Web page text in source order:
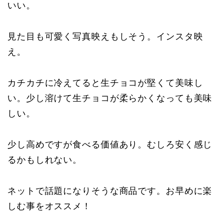
いい。
見た目も可愛く写真映えもしそう。インスタ映
え。
カチカチに冷えてると生チョコが堅くて美味し
い。少し溶けて生チョコが柔らかくなっても美味
しい。
少し高めですが食べる価値あり。むしろ安く感じ
るかもしれない。
ネットで話題になりそうな商品です。お早めに楽
しむ事をオススメ！